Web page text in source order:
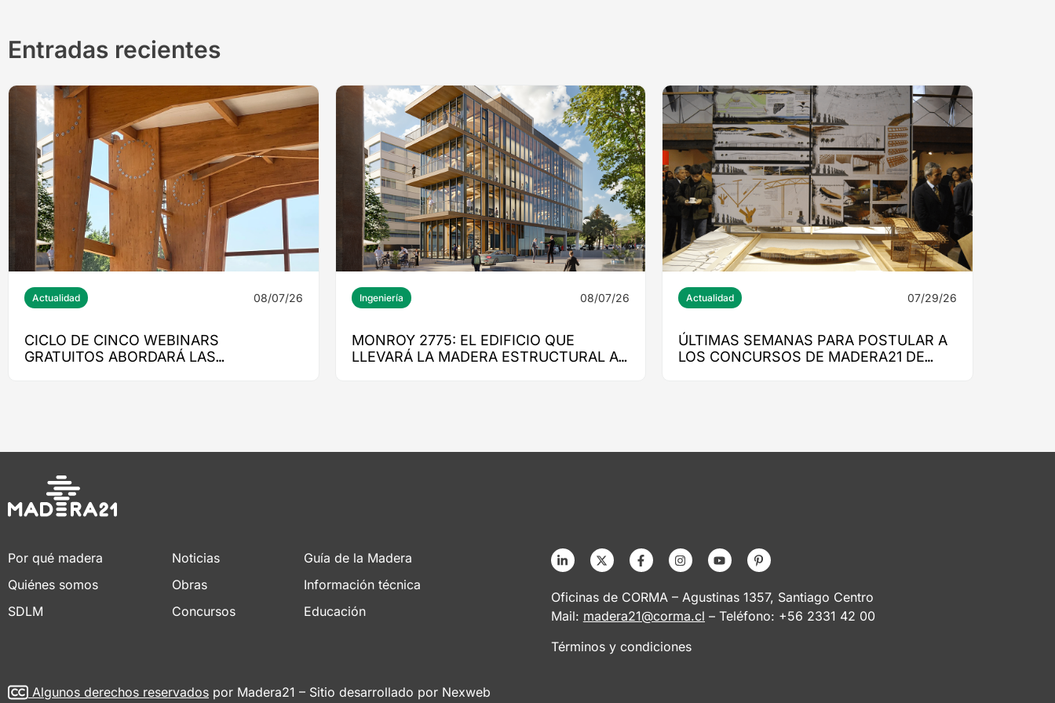
Entradas recientes
Actualidad 08/07/26
CICLO DE CINCO WEBINARS
GRATUITOS ABORDARÁ LAS
Ingeniería 08/07/26
MONROY 2775: EL EDIFICIO QUE
LLEVARÁ LA MADERA ESTRUCTURAL AL
Actualidad 07/29/26
ÚLTIMAS SEMANAS PARA POSTULAR A
LOS CONCURSOS DE MADERA21 DE
Por qué madera
Quiénes somos
SDLM
Noticias
Obras
Concursos
Guía de la Madera
Información técnica
Educación
Oficinas de CORMA – Agustinas 1357, Santiago Centro
Mail: madera21@corma.cl – Teléfono: +56 2331 42 00
Términos y condiciones
Algunos derechos reservados por Madera21 – Sitio desarrollado por Nexweb